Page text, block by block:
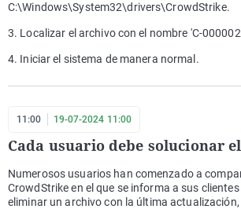
C:\Windows\System32\drivers\CrowdStrike.
3. Localizar el archivo con el nombre 'C-
4. Iniciar el sistema de manera normal.
11:00 19-07-2024 11:00
Cada usuario debe solucionar
Numerosos usuarios han comenzado a
CrowdStrike en el que se informa a sus clientes
eliminar un archivo con la última